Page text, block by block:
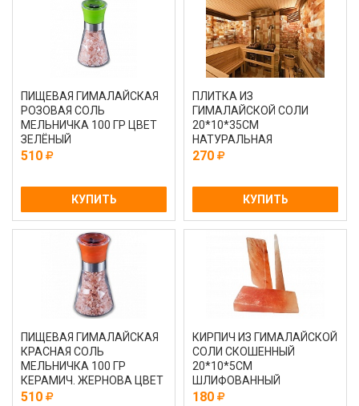
ПИЩЕВАЯ ГИМАЛАЙСКАЯ
РОЗОВАЯ СОЛЬ
МЕЛЬНИЧКА 100 ГР ЦВЕТ
ЗЕЛЁНЫЙ
510
КУПИТЬ
ПЛИТКА ИЗ
ГИМАЛАЙСКОЙ СОЛИ
20*10*35СМ
НАТУРАЛЬНАЯ
270
КУПИТЬ
ПИЩЕВАЯ ГИМАЛАЙСКАЯ
КРАСНАЯ СОЛЬ
МЕЛЬНИЧКА 100 ГР
КЕРАМИЧ. ЖЕРНОВА ЦВЕТ
ОРАНЖ
510
КИРПИЧ ИЗ ГИМАЛАЙСКОЙ
СОЛИ СКОШЕННЫЙ
20*10*5СМ
ШЛИФОВАННЫЙ
180